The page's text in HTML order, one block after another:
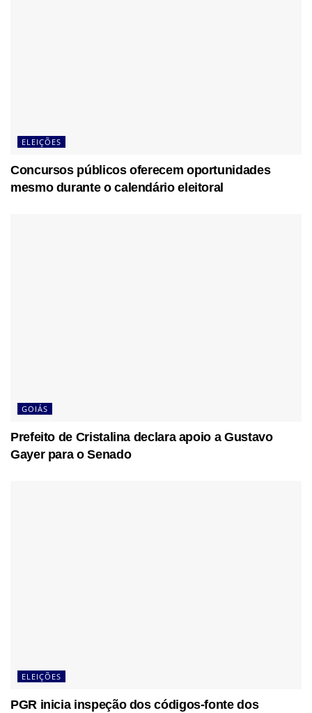
ELEIÇÕES
Concursos públicos oferecem oportunidades
mesmo durante o calendário eleitoral
GOIÁS
Prefeito de Cristalina declara apoio a Gustavo
Gayer para o Senado
ELEIÇÕES
PGR inicia inspeção dos códigos-fonte dos